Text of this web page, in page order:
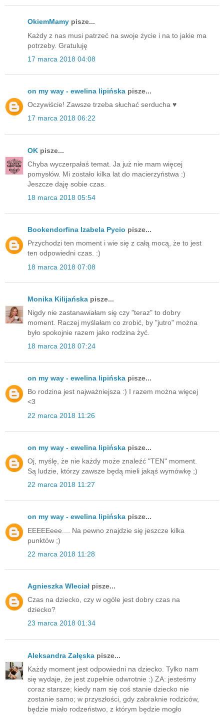
OkiemMamy pisze...
Każdy z nas musi patrzeć na swoje życie i na to jakie ma
potrzeby. Gratuluję
17 marca 2018 04:08
on my way - ewelina lipińska pisze...
Oczywiście! Zawsze trzeba słuchać serducha ♥️
17 marca 2018 06:22
OK pisze...
Chyba wyczerpałaś temat. Ja już nie mam więcej
pomysłów. Mi zostało kilka lat do macierzyństwa :)
Jeszcze daję sobie czas.
18 marca 2018 05:54
Bookendorfina Izabela Pycio pisze...
Przychodzi ten moment i wie się z całą mocą, że to jest
ten odpowiedni czas. :)
18 marca 2018 07:08
Monika Kilijańska pisze...
Nigdy nie zastanawiałam się czy "teraz" to dobry
moment. Raczej myślałam co zrobić, by "jutro" można
było spokojnie razem jako rodzina żyć.
18 marca 2018 07:24
on my way - ewelina lipińska pisze...
Bo rodzina jest najważniejsza :) I razem można więcej
<3
22 marca 2018 11:26
on my way - ewelina lipińska pisze...
Oj, myślę, że nie każdy może znaleźć "TEN" moment.
Są ludzie, którzy zawsze będą mieli jakąś wymówkę ;)
22 marca 2018 11:27
on my way - ewelina lipińska pisze...
EEEEEeee.... Na pewno znajdzie się jeszcze kilka
punktów ;)
22 marca 2018 11:28
Agnieszka Wleciał pisze...
Czas na dziecko, czy w ogóle jest dobry czas na
dziecko?
23 marca 2018 01:34
Aleksandra Załęska pisze...
Każdy moment jest odpowiedni na dziecko. Tylko nam
się wydaje, że jest zupełnie odwrotnie :) ZA: jesteśmy
coraz starsze; kiedy nam się coś stanie dziecko nie
zostanie samo; w przyszłości, gdy zabraknie rodziców,
będzie miało rodzeństwo, z którym będzie mogło